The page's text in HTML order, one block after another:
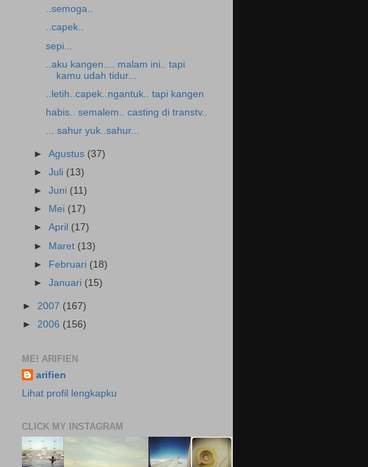
..semoga..
..capek..
sepi...
..aku kangen.... malam ini.. tapi
kamu udah tidur...
..letih..capek..ngantuk.. tapi kangen
habis.. semalem.. casting di transtv..
... sahur yuk..sahur...
►Agustus (37)
►Juli (13)
►Juni (11)
►
Mei (17)
►April (17)
► Maret (13)
► Februari (18)
►Januari (15)
► 2007 (167)
► 2006 (156)
ME! ARIFIEN
arifien
Lihat profil lengkapku
CLICK MY INSTAGRAM